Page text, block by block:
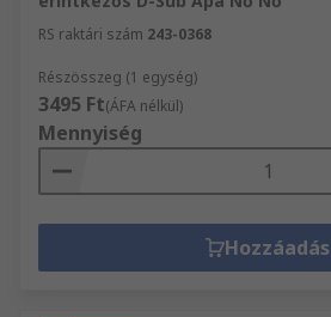
RS raktári szám 243-0368
Részösszeg (1 egység)
3495 Ft(ÁFA nélkül)
Mennyiség
Hozzáadás